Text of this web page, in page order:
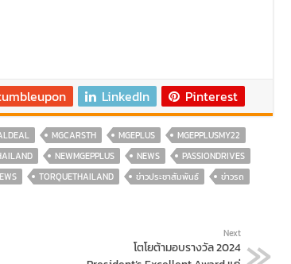
LinkedIn
Pinterest
MGCARSTH MGEPLUS
MGEPPLUSMY22
NEWMGEPPLUS NEWS
PASSIONDRIVES
TORQUETHAILAND ข่าวประชาสัมพันธ์
ข่าวรถ
Next
โตโยต้ามอบรางวัล 2024